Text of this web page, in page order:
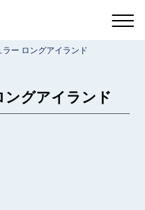
ラー ロングアイランド
ングアイランド